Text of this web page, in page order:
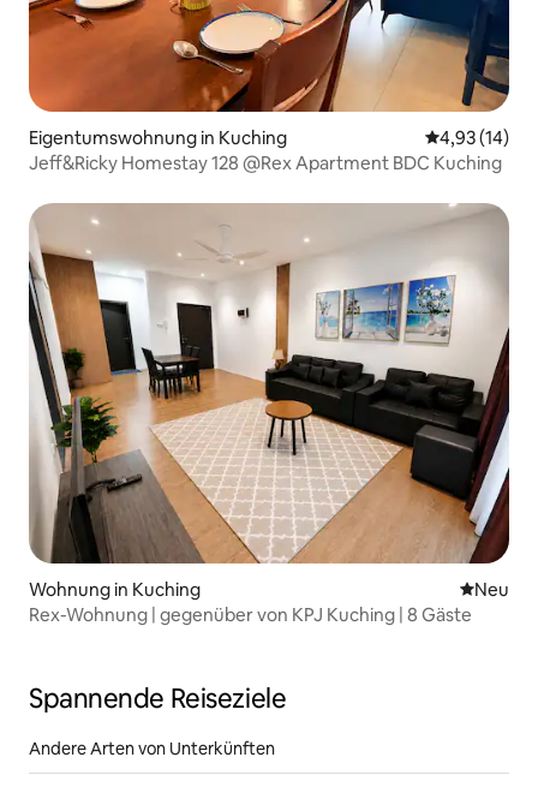
Eigentumswohnung in Kuching
4,93 (14)
Jeff&Ricky Homestay 128 @Rex Apartment BDC Kuching
Wohnung in Kuching Neue
Neu
Rex-Wohnung | gegenüber von KPJ Kuching | 8 Gäste
Spannende Reiseziele
Andere Arten von Unterkünften